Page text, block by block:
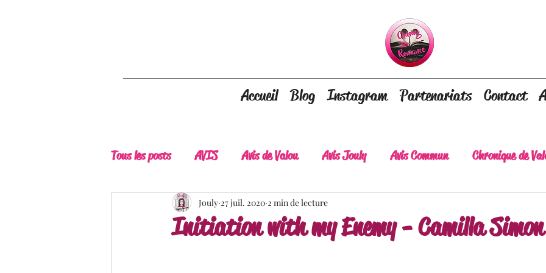
Accueil Blog Instagram Partenariats Contact
Tous les posts AVIS Avis de Valou Avis Jouly Avis Commun Chronique de
Belle Découverte A lire absolument
Initiation with my Enemy - Camilla Simon
Jouly 27 juil. 2020 2 min de lecture